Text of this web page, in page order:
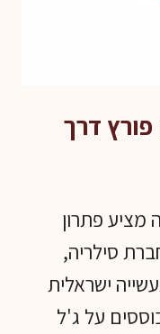
דרך
מציע פתרון
סילריה,
ישראלית
על ג'ל